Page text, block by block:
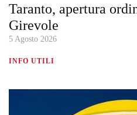
Taranto, apertura
Girevole
5 Agosto 2026
INFO UTILI